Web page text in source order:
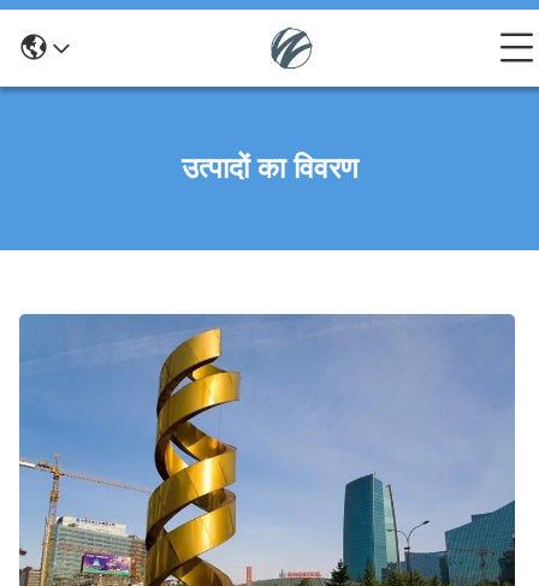
उत्पादों का विवरण